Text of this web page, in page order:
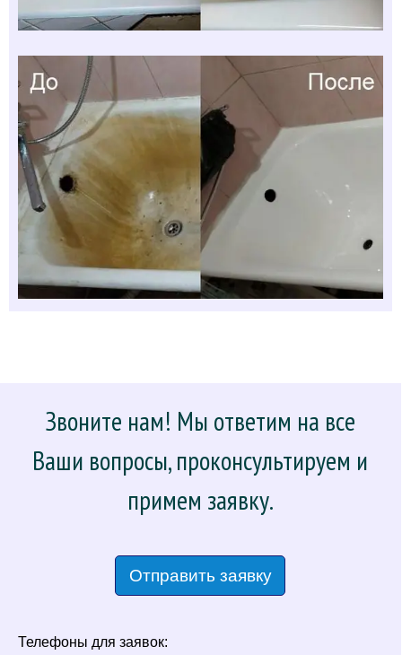
Звоните нам! Мы ответим на все
Ваши вопросы, проконсультируем и
примем заявку.
Отправить заявку
Телефоны для заявок: